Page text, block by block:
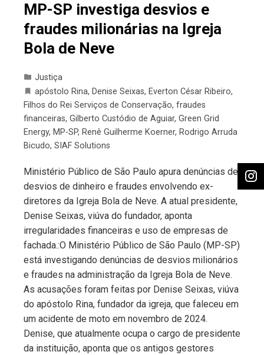
MP-SP investiga desvios e
fraudes milionárias na Igreja
Bola de Neve
Justiça
apóstolo Rina, Denise Seixas, Everton César Ribeiro,
Filhos do Rei Serviços de Conservação, fraudes
financeiras, Gilberto Custódio de Aguiar, Green Grid
Energy, MP-SP, Renê Guilherme Koerner, Rodrigo Arruda
Bicudo, SIAF Solutions
Ministério Público de São Paulo apura denúncias de
desvios de dinheiro e fraudes envolvendo ex-
diretores da Igreja Bola de Neve. A atual presidente,
Denise Seixas, viúva do fundador, aponta
irregularidades financeiras e uso de empresas de
fachada.:O Ministério Público de São Paulo (MP-SP)
está investigando denúncias de desvios milionários
e fraudes na administração da Igreja Bola de Neve.
As acusações foram feitas por Denise Seixas, viúva
do apóstolo Rina, fundador da igreja, que faleceu em
um acidente de moto em novembro de 2024.
Denise, que atualmente ocupa o cargo de presidente
da instituição, aponta que os antigos gestores